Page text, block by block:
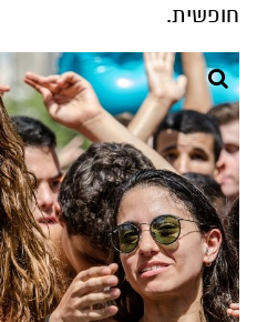
חופשית.